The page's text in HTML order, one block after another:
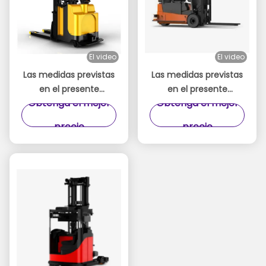
El video
Las medidas previstas
en el presente
Reglamento se
eléctricos de las
Obtenga el mejor
precio
El video
Las medidas previstas
en el presente
Reglamento se
elevadoras sin
Obtenga el mejor
precio